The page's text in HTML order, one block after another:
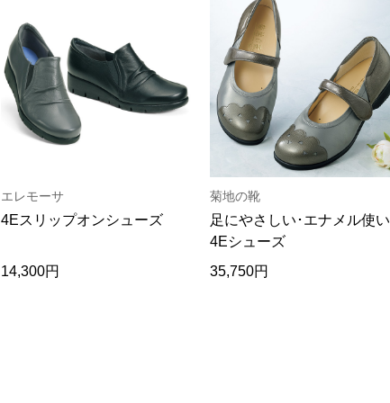
エレモーサ
4Eスリップオンシューズ
14,300円
菊地の靴
足にやさしい･エナメル使い
4Eシューズ
35,750円